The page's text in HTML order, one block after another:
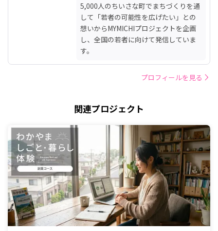
5,000人のちいさな町でまちづくりを通
して「若者の可能性を広げたい」との
想いからMYMICHIプロジェクトを企画
し、全国の若者に向けて発信していま
す。
プロフィールを見る
関連プロジェクト